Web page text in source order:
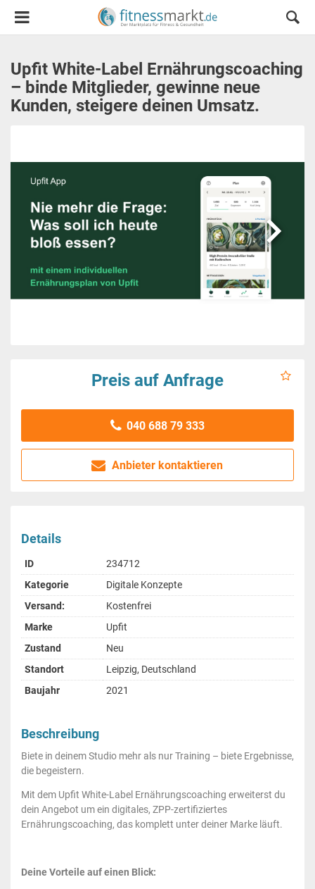
Upfit White-Label Ernährungscoaching
– binde Mitglieder, gewinne neue
Kunden, steigere deinen Umsatz.

Preis auf Anfrage
040 688 79 333
Anbieter kontaktieren
Details
ID
234712
Kategorie
Digitale Konzepte
Versand:
Kostenfrei
Marke
Upfit
Zustand
Neu
Standort
Leipzig, Deutschland
Baujahr
2021
Beschreibung
Biete in deinem Studio mehr als nur Training – biete Ergebnisse,
die begeistern.
Mit dem Upfit White-Label Ernährungscoaching erweiterst du
dein Angebot um ein digitales, ZPP-zertifiziertes
Ernährungscoaching, das komplett unter deiner Marke läuft.
Deine Vorteile auf einen Blick: